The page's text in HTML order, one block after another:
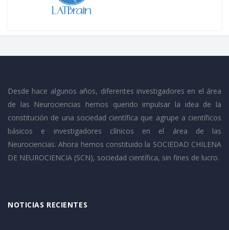
Desde hace algunos años, diferentes investigadores en el área
de las Neurociencias hemos querido impulsar la idea de la
constitución de una sociedad científica que agrupe a científicos
básicos e investigadores clínicos en el área de las
Neurociencias. Ahora hemos constituido la SOCIEDAD CHILENA
DE NEUROCIENCIA (SCN), sociedad científica, sin fines de lucro.
NOTICIAS RECIENTES